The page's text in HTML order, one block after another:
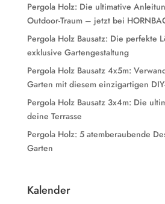
Pergola Holz: Die ultimative
Outdoor-Traum – jetzt bei
Pergola Holz Bausatz: Die perfekte
exklusive Gartengestaltung
Pergola Holz Bausatz 4x5m:
Garten mit diesem einzigartigen
Pergola Holz Bausatz 3x4m: Die
deine Terrasse
Pergola Holz: 5 atemberaubende
Garten
Kalender